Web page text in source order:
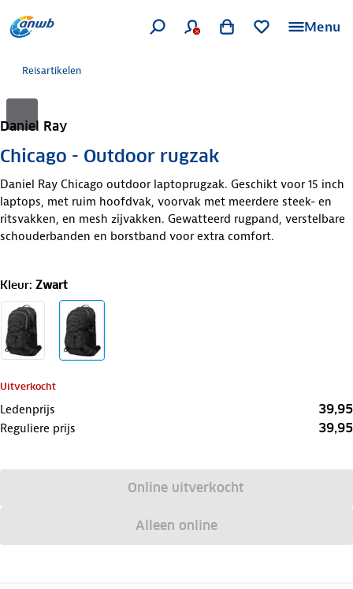
Menu
Reisartikelen
Daniel Ray
Chicago - Outdoor rugzak
Daniel Ray Chicago outdoor laptoprugzak. Geschikt voor 15 inch
laptops, met ruim hoofdvak, voorvak met meerdere steek- en
ritsvakken, en mesh zijvakken. Gewatteerd rugpand, verstelbare
schouderbanden en borstband voor extra comfort.
Kleur: Zwart
Uitverkocht
Ledenprijs 39,95
Reguliere prijs 39,95
Online uitverkocht
Alleen online